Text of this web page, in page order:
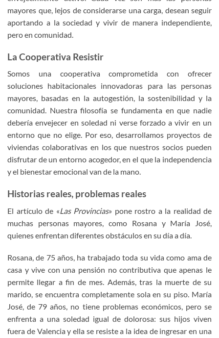
mayores que, lejos de considerarse una carga, desean seguir
aportando a la sociedad y vivir de manera independiente,
pero en comunidad.
La Cooperativa Resistir
Somos una cooperativa comprometida con ofrecer
soluciones habitacionales innovadoras para las personas
mayores, basadas en la autogestión, la sostenibilidad y la
comunidad. Nuestra filosofía se fundamenta en que nadie
debería envejecer en soledad ni verse forzado a vivir en un
entorno que no elige. Por eso, desarrollamos proyectos de
viviendas colaborativas en los que nuestros socios pueden
disfrutar de un entorno acogedor, en el que la independencia
y el bienestar emocional van de la mano.
Historias reales, problemas reales
El artículo de «Las Provincias» pone rostro a la realidad de
muchas personas mayores, como Rosana y María José,
quienes enfrentan diferentes obstáculos en su día a día.
Rosana, de 75 años, ha trabajado toda su vida como ama de
casa y vive con una pensión no contributiva que apenas le
permite llegar a fin de mes. Además, tras la muerte de su
marido, se encuentra completamente sola en su piso. María
José, de 79 años, no tiene problemas económicos, pero se
enfrenta a una soledad igual de dolorosa: sus hijos viven
fuera de Valencia y ella se resiste a la idea de ingresar en una